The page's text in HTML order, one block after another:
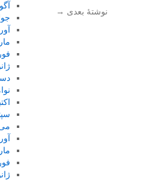
نوشتهٔ بعدی →
اکتبر
می